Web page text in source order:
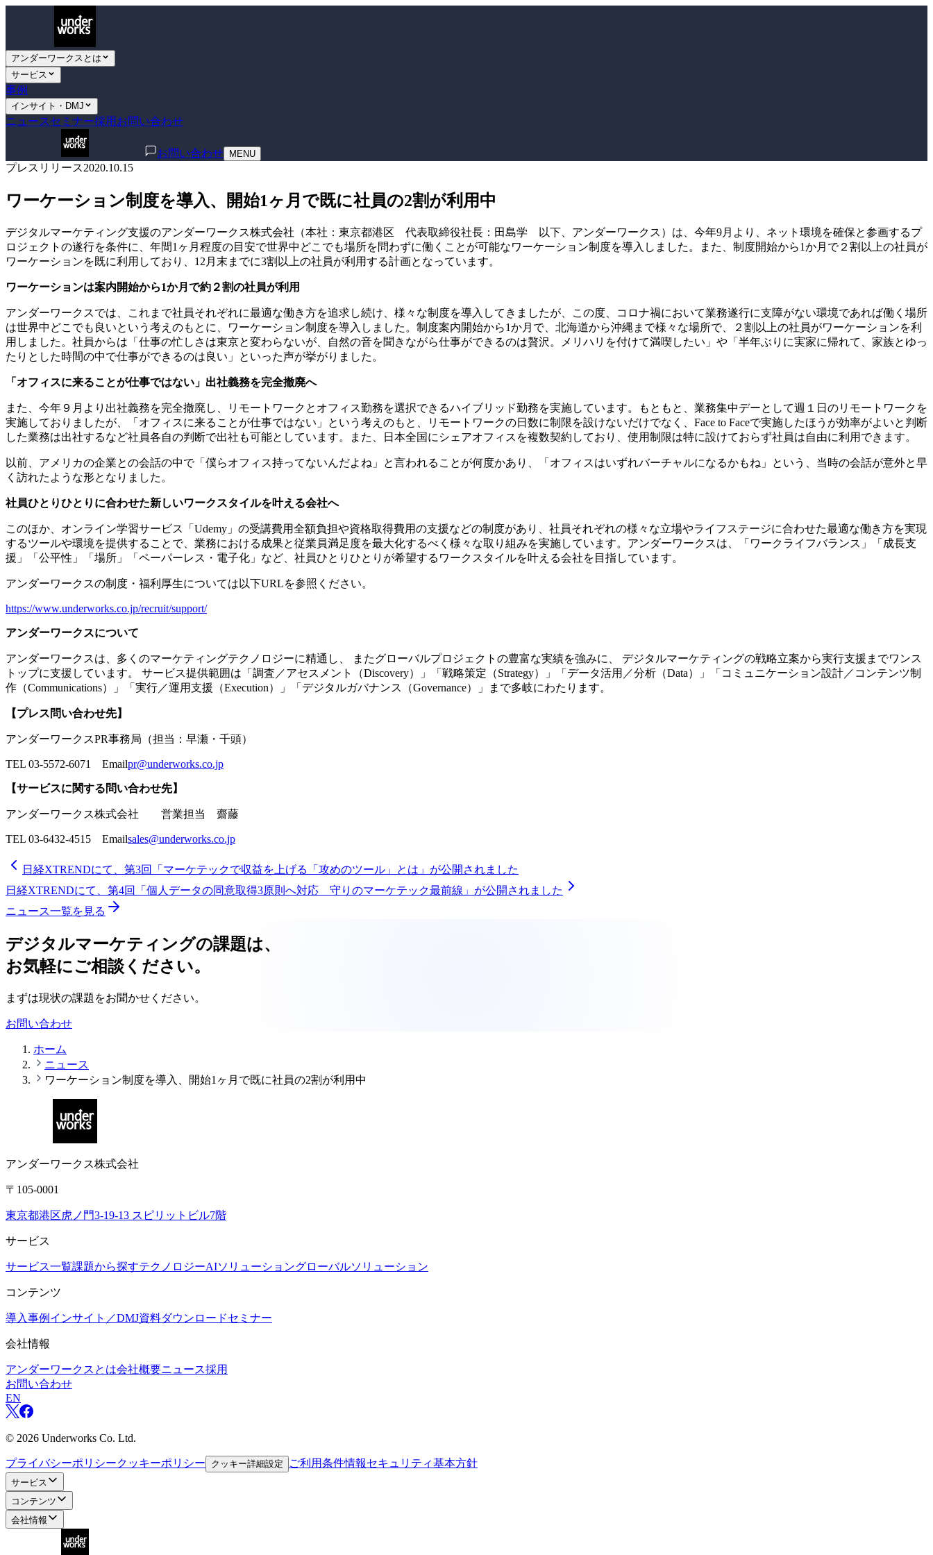
アンダーワークスとは
サービス
事例
インサイト・DMJ
ニュース セミナー採用 お問い合わせ
お問い合わせ MENU
プレスリリース2020.10.15
ワーケーション制度を導入、開始1ヶ月で既に社員の2割が利用中
デジタルマーケティング支援のアンダーワークス株式会社（本社：東京都港区 代表取締役社長：田島学 以下、アンダーワークス）は、今年9月より、ネット環境を確保と参画するプ
ロジェクトの遂行を条件に、年間1ヶ月程度の目安で世界中どこでも場所を問わずに働くことが可能なワーケーション制度を導入しました。また、制度開始から1か月で２割以上の社員が
ワーケーションを既に利用しており、12月末までに3割以上の社員が利用する計画となっています。
ワーケーションは案内開始から1か月で約２割の社員が利用
アンダーワークスでは、これまで社員それぞれに最適な働き方を追求し続け、様々な制度を導入してきましたが、この度、コロナ禍において業務遂行に支障がない環境であれば働く場所
は世界中どこでも良いという考えのもとに、ワーケーション制度を導入しました。制度案内開始から1か月で、北海道から沖縄まで様々な場所で、２割以上の社員がワーケーションを利
用しました。社員からは「仕事の忙しさは東京と変わらないが、自然の音を聞きながら仕事ができるのは贅沢。メリハリを付けて満喫したい」や「半年ぶりに実家に帰れて、家族とゆっ
たりとした時間の中で仕事ができるのは良い」といった声が挙がりました。
「オフィスに来ることが仕事ではない」出社義務を完全撤廃へ
また、今年９月より出社義務を完全撤廃し、リモートワークとオフィス勤務を選択できるハイブリッド勤務を実施しています。もともと、業務集中デーとして週１日のリモートワークを
実施しておりましたが、「オフィスに来ることが仕事ではない」という考えのもと、リモートワークの日数に制限を設けないだけでなく、Face to Faceで実施したほうが効率がよいと判断
した業務は出社するなど社員各自の判断で出社も可能としています。また、日本全国にシェアオフィスを複数契約しており、使用制限は特に設けておらず社員は自由に利用できます。
以前、アメリカの企業との会話の中で「僕らオフィス持ってないんだよね」と言われることが何度かあり、「オフィスはいずれバーチャルになるかもね」という、当時の会話が意外と早
く訪れたような形となりました。
社員ひとりひとりに合わせた新しいワークスタイルを叶える会社へ
このほか、オンライン学習サービス「Udemy」の受講費用全額負担や資格取得費用の支援などの制度があり、社員それぞれの様々な立場やライフステージに合わせた最適な働き方を実現
するツールや環境を提供することで、業務における成果と従業員満足度を最大化するべく様々な取り組みを実施しています。アンダーワークスは、「ワークライフバランス」「成長支
援」「公平性」「場所」「ペーパーレス・電子化」など、社員ひとりひとりが希望するワークスタイルを叶える会社を目指しています。
アンダーワークスの制度・福利厚生については以下URLを参照ください。
https://www.underworks.co.jp/recruit/support/
アンダーワークスについて
アンダーワークスは、多くのマーケティングテクノロジーに精通し、 またグローバルプロジェクトの豊富な実績を強みに、 デジタルマーケティングの戦略立案から実行支援までワンス
トップに支援しています。 サービス提供範囲は「調査／アセスメント（Discovery）」「戦略策定（Strategy）」「データ活用／分析（Data）」「コミュニケーション設計／コンテンツ制
作（Communications）」「実行／運用支援（Execution）」「デジタルガバナンス（Governance）」まで多岐にわたります。
【プレス問い合わせ先】
アンダーワークスPR事務局（担当：早瀬・千頭）
TEL 03-5572-6071 Emailpr@underworks.co.jp
【サービスに関する問い合わせ先】
アンダーワークス株式会社 営業担当 齋藤
TEL 03-6432-4515 Emailsales@underworks.co.jp
日経XTRENDにて、第3回「マーケテックで収益を上げる「攻めのツール」とは」が公開されました
日経XTRENDにて、第4回「個人データの同意取得3原則へ対応 守りのマーケテック最前線」が公開されました
ニュース一覧を見る
デジタルマーケティングの課題は、
お気軽にご相談ください。
まずは現状の課題をお聞かせください。
お問い合わせ
ホーム
ニュース
ワーケーション制度を導入、開始1ヶ月で既に社員の2割が利用中
アンダーワークス株式会社
〒105-0001
東京都港区虎ノ門3-19-13 スピリットビル7階
サービス
サービス一覧課題から探すテクノロジーAIソリューショングローバルソリューション
コンテンツ
導入事例 インサイト／DMJ資料ダウンロードセミナー
会社情報
アンダーワークスとは会社概要ニュース採用
お問い合わせ
EN
© 2026 Underworks Co. Ltd.
プライバシーポリシークッキーポリシー クッキー詳細設定 ご利用条件情報セキュリティ基本方針
サービス
コンテンツ
会社情報